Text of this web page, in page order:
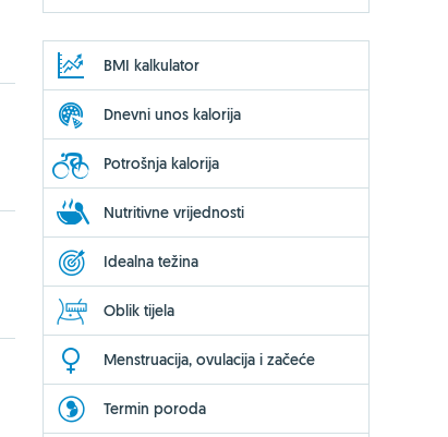
BMI kalkulator
Dnevni unos kalorija
Potrošnja kalorija
Nutritivne vrijednosti
Idealna težina
Oblik tijela
Menstruacija, ovulacija i začeće
Termin poroda